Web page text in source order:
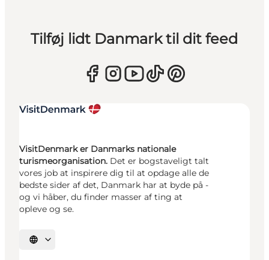
Tilføj lidt Danmark til dit feed
VisitDenmark er Danmarks nationale
turismeorganisation. Det er bogstaveligt talt
vores job at inspirere dig til at opdage alle de
bedste sider af det, Danmark har at byde på -
og vi håber, du finder masser af ting at
opleve og se.
Vælg sprog